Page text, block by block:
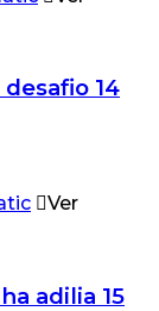
14
Ver
adilia 15